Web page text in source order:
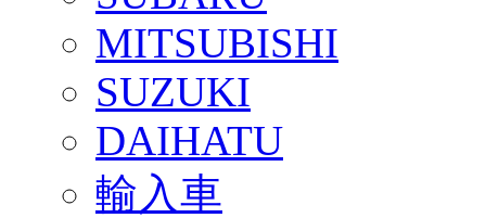
MITSUBISHI
SUZUKI
DAIHATU
輸入車